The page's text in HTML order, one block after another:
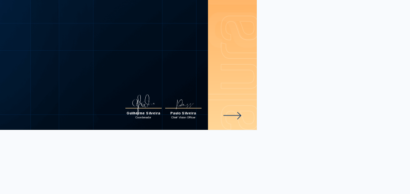
Guilherme Silveira
Coordenador
Paulo Silveira
Chief Vision Officer
Foram feitas 174 de 174 atividades.